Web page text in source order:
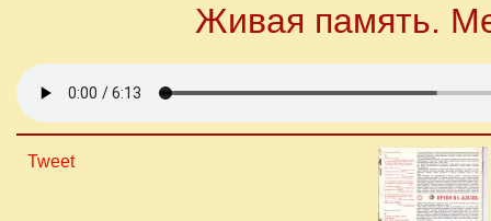
Живая память.
Tweet